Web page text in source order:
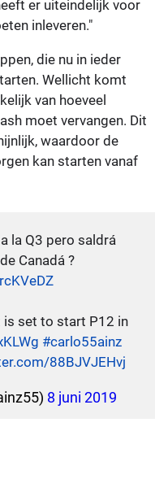
er uiteindelijk voor
inleveren."
die nu in ieder
Wellicht komt
van hoeveel
moet vervangen. Dit
waardoor de
kan starten vanaf
la Q3 pero saldrá
Canadá ?
is set to start P12 in
#carlo55ainz
88BJVJEHvj
8 juni 2019